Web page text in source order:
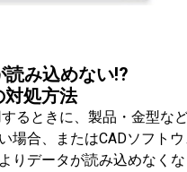
読み込めない!?
対処方法
るときに、製品・金型な
場合、またはCADソフト
りデータが読み込めなく